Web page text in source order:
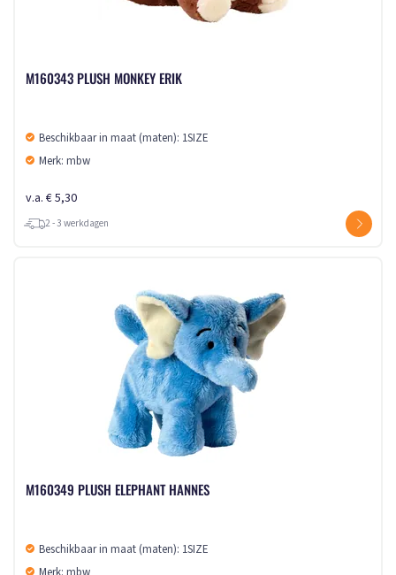
M160343 PLUSH MONKEY ERIK
Beschikbaar in maat (maten): 1SIZE
Merk: mbw
v.a. € 5,30
2 - 3 werkdagen
M160349 PLUSH ELEPHANT HANNES
Beschikbaar in maat (maten): 1SIZE